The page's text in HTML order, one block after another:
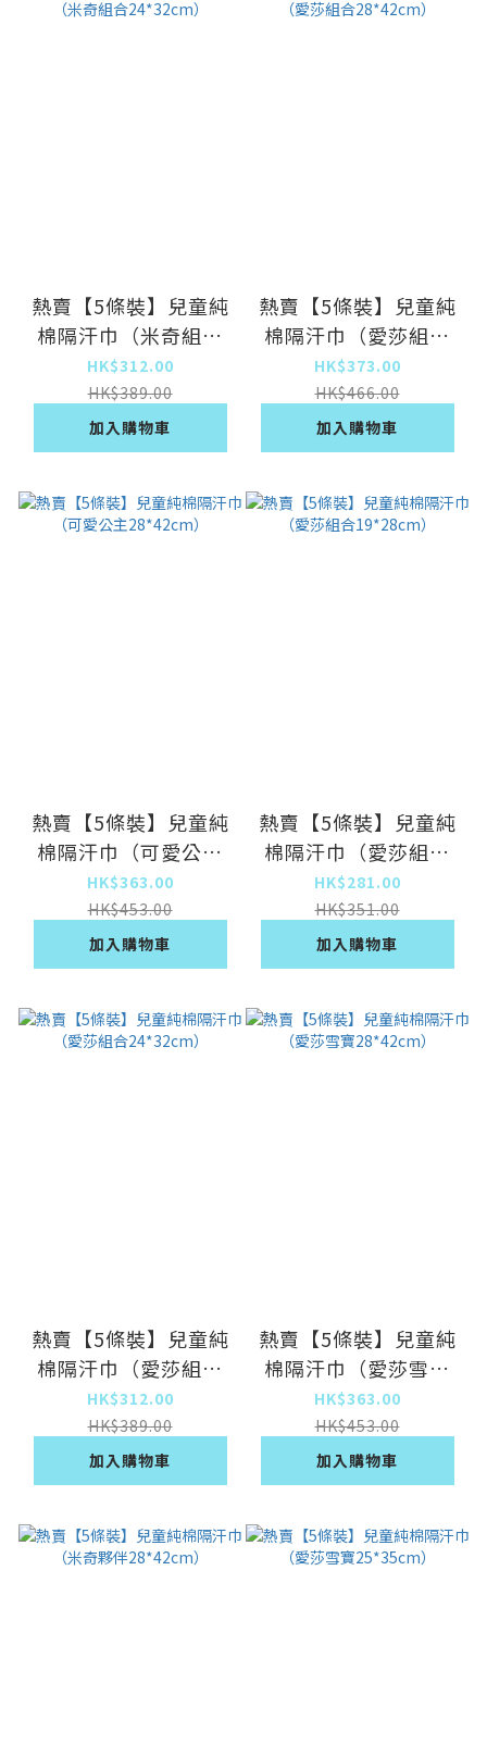
熱賣【5條裝】兒童純
棉隔汗巾（米奇組合
24*32cm）
HK$312.00
HK$389.00
加入購物車
熱賣【5條裝】兒童純
棉隔汗巾（愛莎組合
28*42cm）
HK$373.00
HK$466.00
加入購物車
熱賣【5條裝】兒童純
棉隔汗巾（可愛公主
28*42cm）
HK$363.00
HK$453.00
加入購物車
熱賣【5條裝】兒童純
棉隔汗巾（愛莎組合
19*28cm）
HK$281.00
HK$351.00
加入購物車
熱賣【5條裝】兒童純
棉隔汗巾（愛莎組合
24*32cm）
HK$312.00
HK$389.00
加入購物車
熱賣【5條裝】兒童純
棉隔汗巾（愛莎雪寶
28*42cm）
HK$363.00
HK$453.00
加入購物車